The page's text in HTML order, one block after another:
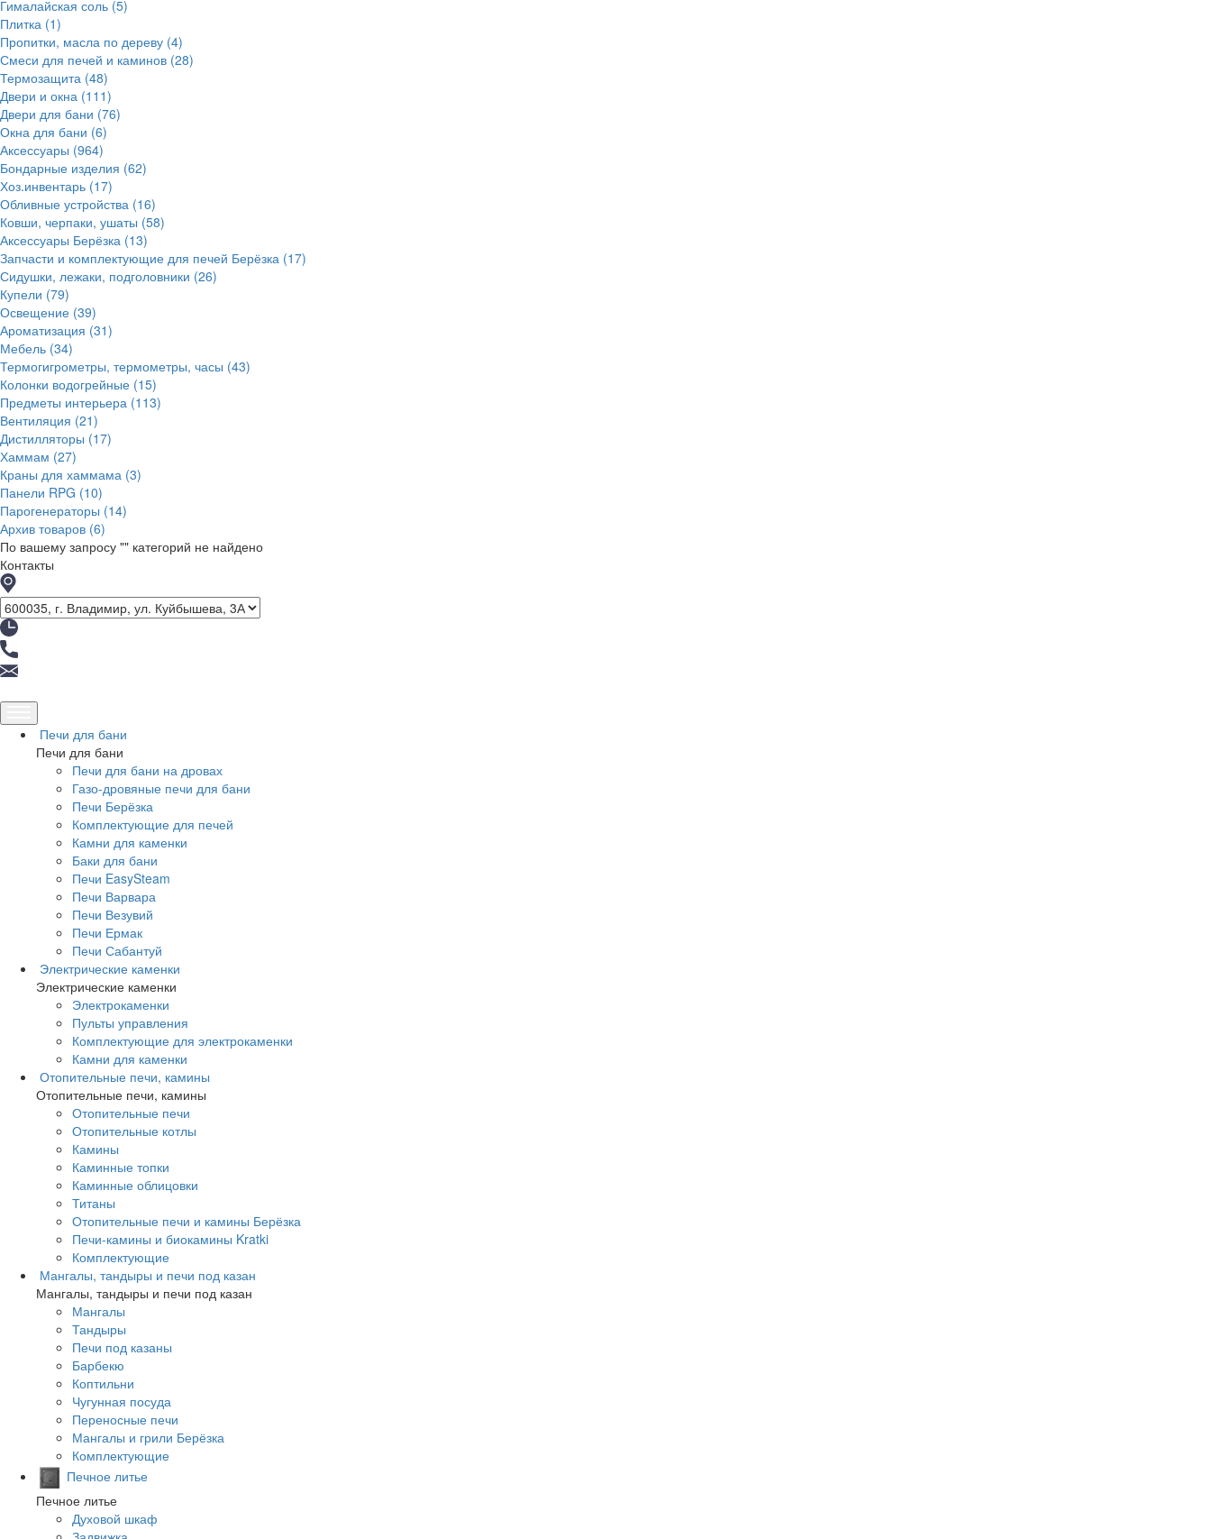
Гималайская соль (5)
Плитка (1)
Пропитки, масла по дереву (4)
Смеси для печей и каминов (28)
Термозащита (48)
Двери и окна (111)
Двери для бани (76)
Окна для бани (6)
Аксессуары (964)
Бондарные изделия (62)
Хоз.инвентарь (17)
Обливные устройства (16)
Ковши, черпаки, ушаты (58)
Аксессуары Берёзка (13)
Запчасти и комплектующие для печей Берёзка (17)
Сидушки, лежаки, подголовники (26)
Купели (79)
Освещение (39)
Ароматизация (31)
Мебель (34)
Термогигрометры, термометры, часы (43)
Колонки водогрейные (15)
Предметы интерьера (113)
Вентиляция (21)
Дистилляторы (17)
Хаммам (27)
Краны для хаммама (3)
Панели RPG (10)
Парогенераторы (14)
Архив товаров (6)
По вашему запросу "" категорий не найдено
Контакты
Печи для бани
Печи для бани
Печи для бани на дровах
Газо-дровяные печи для бани
Печи Берёзка
Комплектующие для печей
Камни для каменки
Баки для бани
Печи EasySteam
Печи Варвара
Печи Везувий
Печи Ермак
Печи Сабантуй
Электрические каменки
Электрические каменки
Электрокаменки
Пульты управления
Комплектующие для электрокаменки
Камни для каменки
Отопительные печи, камины
Отопительные печи, камины
Отопительные печи
Отопительные котлы
Камины
Каминные топки
Каминные облицовки
Титаны
Отопительные печи и камины Берёзка
Печи-камины и биокамины Kratki
Комплектующие
Мангалы, тандыры и печи под казан
Мангалы, тандыры и печи под казан
Мангалы
Тандыры
Печи под казаны
Барбекю
Коптильни
Чугунная посуда
Переносные печи
Мангалы и грили Берёзка
Комплектующие
Печное литье
Печное литье
Духовой шкаф